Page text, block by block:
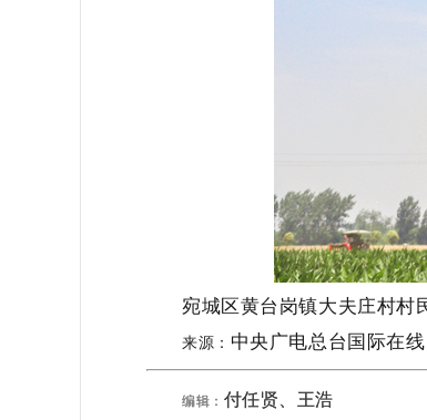
宛城区黄台岗镇大夫庄村村
来源： 中央广电总台国际在线
编辑： 付任贤、王浩